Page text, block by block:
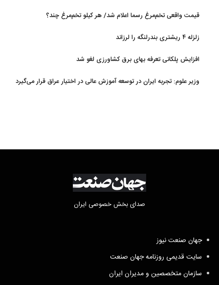
گوشت بوفالو از کجا وارد می‌شود؟/ هر کیلو بوفالو با چه قیمتی به فروش
قیمت واقعی تخم‌مرغ رسما اعلام شد/ هر کیلو تخم‌مرغ چند؟
زلزله ۴ ریشتری بندرلنگه را لرزاند
افزایش پلکانی تعرفه بهای برق کشاورزی لغو شد
وزیر علوم: تجربه ایران در توسعه آموزش عالی در اختیار عراق قرار می‌گیرد
صدای بخش خصوصی ایران
جهان صنعت نیوز
سایت قدیمی روزنامه جهان صنعت
سازمان متخصصین و مدیران ایران